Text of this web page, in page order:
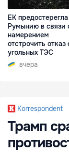
ЕК предостерегла
Румынию в связи
намерением
отстрочить отказ
угольных ТЭС
вчера
Korrespondent
Трамп